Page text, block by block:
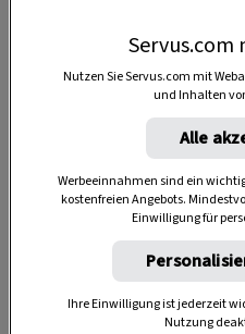
Servus.com
Nutzen Sie Servus.com mit
und Inhalten
Alle
Werbeeinnahmen sind ein
kostenfreien Angebots.
Einwilligung für
Ihre Einwilligung ist jederzeit
Nutzung